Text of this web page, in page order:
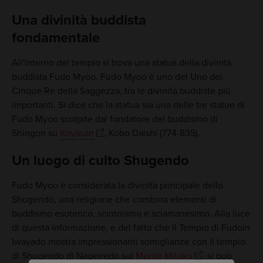
Una divinità buddista
fondamentale
All'interno del tempio si trova una statua della divinità
buddista Fudo Myoo. Fudo Myoo è uno dei Uno dei
Cinque Re della Saggezza, tra le divinità buddiste più
importanti. Si dice che la statua sia una delle tre statue di
Fudo Myoo scolpite dal fondatore del buddismo di
Shingon su Koyasan , Kobo Daishi (774-835).
Un luogo di culto Shugendo
Fudo Myoo è considerata la divinità principale dello
Shugendo, una religione che combina elementi di
buddismo esoterico, scintoismo e sciamanesimo. Alla luce
di questa informazione, e del fatto che il Tempio di Fudoin
Iwayado mostra impressionanti somiglianze con il tempio
di Shugendo di Nageiredo sul Monte Mitoku
, si può